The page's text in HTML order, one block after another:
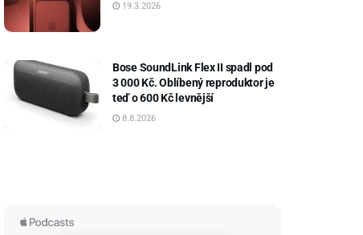
19.3.2026
Bose SoundLink Flex II spadl pod
3 000 Kč. Oblíbený reproduktor je
teď o 600 Kč levnější
8.8.2026